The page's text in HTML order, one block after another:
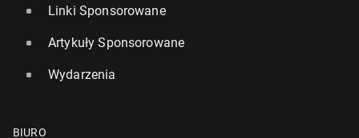
Linki Sponsorowane
Artykuły Sponsorowane
Wydarzenia
BIURO